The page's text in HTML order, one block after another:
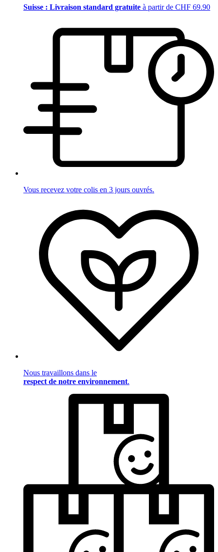
Suisse : Livraison standard gratuite à partir de CHF 69.90
Vous recevez votre colis en 3 jours ouvrés.
Nous travaillons dans le
respect de notre environnement.